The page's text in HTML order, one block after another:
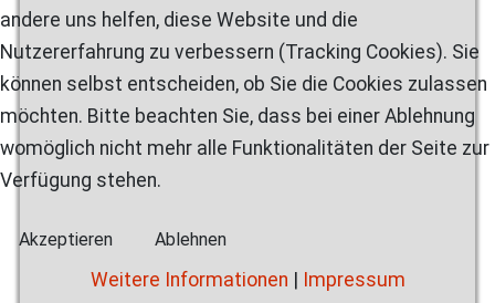
andere uns helfen, diese Website und die
Nutzererfahrung zu verbessern (Tracking Cookies). Sie
können selbst entscheiden, ob Sie die Cookies zulassen
möchten. Bitte beachten Sie, dass bei einer Ablehnung
womöglich nicht mehr alle Funktionalitäten der Seite zur
Verfügung stehen.
Akzeptieren Ablehnen
Weitere Informationen Impressum